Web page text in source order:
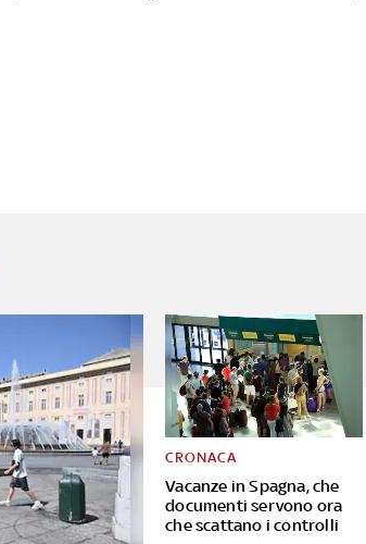
Vacanze in Spagna, che
documenti servono ora
che scattano i controlli
CRONACA